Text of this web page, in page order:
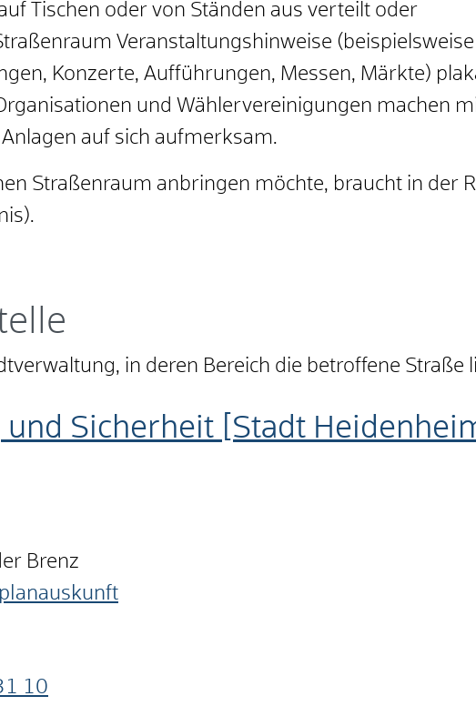
Tischen oder von Ständen aus verteilt oder
Veranstaltungshinweise
Konzerte, Aufführungen, Messen, Märkte)
und Wählervereinigungen machen
auf sich aufmerksam.
Straßenraum anbringen möchte, braucht in der
in deren Bereich die betroffene Straße
und Sicherheit [Stadt
Brenz
10